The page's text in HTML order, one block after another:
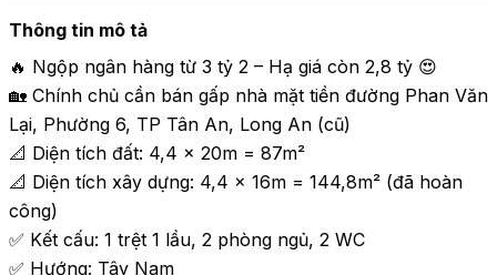
Thông tin mô tả
🔥 Ngộp ngân hàng từ 3 tỷ 2 – Hạ giá còn 2,8 tỷ 😍
🏡 Chính chủ cần bán gấp nhà mặt tiền đường Phan Văn
Lại, Phường 6, TP Tân An, Long An (cũ)
📐 Diện tích đất: 4,4 × 20m = 87m²
📐 Diện tích xây dựng: 4,4 × 16m = 144,8m² (đã hoàn
công)
✅ Kết cấu: 1 trệt 1 lầu, 2 phòng ngủ, 2 WC
✅ Hướng: Tây Nam